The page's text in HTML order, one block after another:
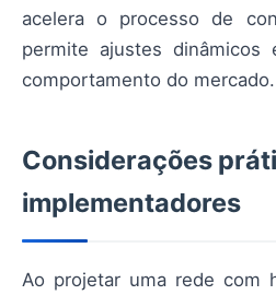
acelera o processo de
permite ajustes dinâmicos
comportamento do mercado.
Considerações
implementadores
Ao projetar uma rede com